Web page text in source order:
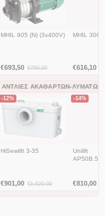
MHIL 905 (N) (3x400V)
€693,50 €750,00
MHIL 306
€616,10
ΑΝΤΛΊΕΣ ΑΚΑΘΆΡΤΩΝ-ΛΥΜΆΤΩΝ
-12%
HiSewlift 3-35
€901,00 €1.020,00
-14%
Unilift
€810,00